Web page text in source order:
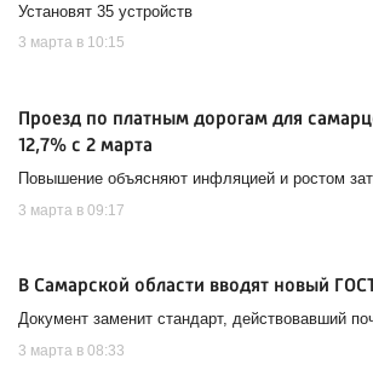
Установят 35 устройств
3 марта в 10:15
Проезд по платным дорогам для
12,7% с 2 марта
Повышение объясняют инфляцией и ростом
3 марта в 09:17
В Самарской области вводят новый
Документ заменит стандарт, действовавший
3 марта в 08:33